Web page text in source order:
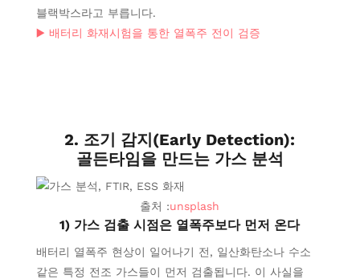
블랙박스라고 부릅니다.
▶️ 배터리 화재시험을 통한 열폭주 전이 검증
2. 조기 감지(Early Detection):
골든타임을 만드는 가스 분석
출처 :unsplash
1) 가스 검출 시점은 열폭주보다 먼저 온다
배터리 열폭주 현상이 일어나기 전, 일산화탄소나 수소
같은 특정 전조 가스들이 먼저 검출됩니다. 이 사실을